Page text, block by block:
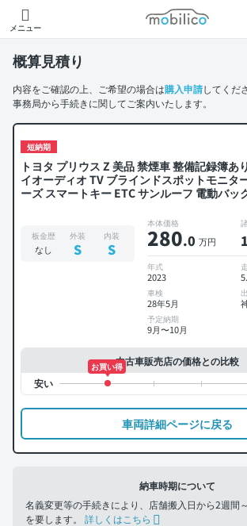
メニュー
モビリコ
概算見積り
内容をご確認の上、ご希望の場合は購入申請してくだ
事務局から手続きに関してご案内いたします。
短納期
トヨタ プリウス Z 美品 禁煙車 整備記録簿あり ディスプレ
イオーディオ TV ブラインドスポットモニタ
ーズ スマートキー ETC サンルーフ 電動バッ
板金歴
なし
外装
S
内装
S
本体価格
280.0 万円
年式
2023
車検
28年5月
予定納期
9月〜10月
中古車販売店の価格との比較
お買い得
車両詳細ページに戻る
納車時期について
名義変更等の手続きにより、店舗搬入日から2週間
を要します。 詳しくはこちら